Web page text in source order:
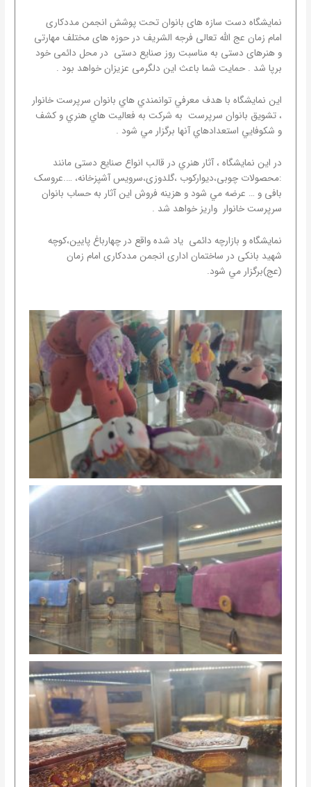
نمایشگاه دست سازه های بانوان تحت پوشش انجمن مددکاری
امام زمان عج الله تعالی فرجه الشریف در حوزه های مختلف مهارتی
و هنرهای دستی به مناسبت روز صنایع دستی در محل دائمی خود
برپا شد . حمایت شما باعث این دلگرمی عزیزان خواهد بود .
اين نمايشگاه با هدف معرفي توانمندي هاي بانوان سرپرست خانوار
، تشويق بانوان سرپرست به شركت به فعاليت هاي هنري و كشف
و شكوفايي استعدادهاي آنها برگزار مي شود .
در اين نمايشگاه ، آثار هنري در قالب انواع صنایع دستی مانند
:محصولات چوبی،دیوارکوب ،گلدوزی،سرویس آشپزخانه، ….عروسک
بافی و … عرضه مي شود و هزينه فروش اين آثار به حساب بانوان
سرپرست خانوار واريز خواهد شد .
نمايشگاه و بازارچه دائمی ياد شده واقع در چهارباغ پایین،کوچه
شهید بانکی در ساختمان اداری انجمن مددکاری امام زمان
(عج)برگزار مي شود.